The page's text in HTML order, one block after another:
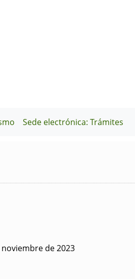
Sede electrónica: Trámites
de 2023